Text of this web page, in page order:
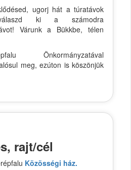
ugorj hát a túratávok
ki a számodra
Várunk a Bükkbe, télen
Önkormányzatával
meg, ezúton is köszönjük
rajt/cél
Közösségi ház.